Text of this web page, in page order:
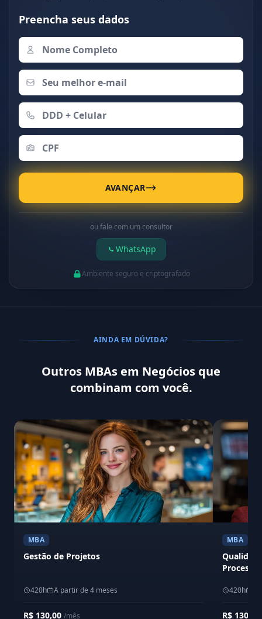
Preencha seus dados
AVANÇAR
ou fale com um consultor
WhatsApp
Ambiente seguro e criptografado
AINDA EM DÚVIDA?
Outros MBAs em Negócios que
combinam com você.
MBA
Gestão de Projetos
420h A partir de 4 meses
R$ 130,00 /mês
MBA
Processos
420h
R$ 130,00